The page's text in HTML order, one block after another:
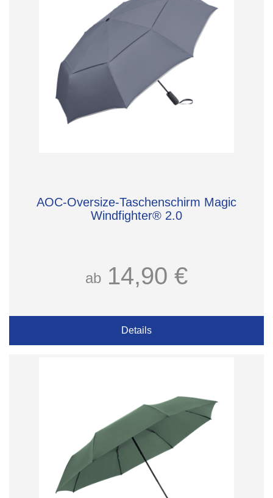
AOC-Oversize-Taschenschirm Magic
Windfighter® 2.0
ab 14,90 €
Details